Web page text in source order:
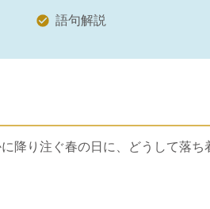
語句解説
降り注ぐ春の日に、どうして落